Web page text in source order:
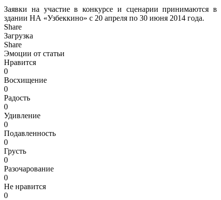
Заявки на участие в конкурсе и сценарии принимаются в
здании НА «Узбеккино» с 20 апреля по 30 июня 2014 года.
Share
Загрузка
Share
Эмоции от статьи
Нравится
0
Восхищение
0
Радость
0
Удивление
0
Подавленность
0
Грусть
0
Разочарование
0
Не нравится
0